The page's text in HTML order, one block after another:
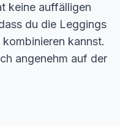
keine auffälligen
du die Leggings
kannst.
angenehm auf der